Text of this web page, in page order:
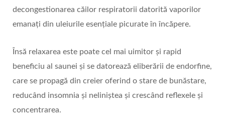
decongestionarea căilor respiratorii datorită vaporilor
emanați din uleiurile esențiale picurate în încăpere.
Însă relaxarea este poate cel mai uimitor și rapid
beneficiu al saunei și se datorează eliberării de endorfine,
care se propagă din creier oferind o stare de bunăstare,
reducând insomnia și neliniștea și crescând reflexele și
concentrarea.